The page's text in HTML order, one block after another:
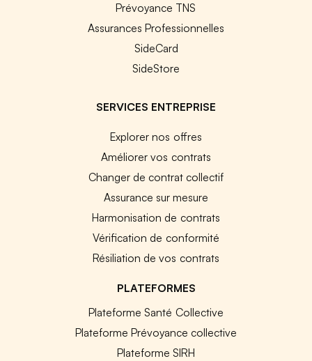
Prévoyance TNS
Assurances Professionnelles
SideCard
SideStore
SERVICES ENTREPRISE
Explorer nos offres
Améliorer vos contrats
Changer de contrat collectif
Assurance sur mesure
Harmonisation de contrats
Vérification de conformité
Résiliation de vos contrats
PLATEFORMES
Plateforme Santé Collective
Plateforme Prévoyance collective
Plateforme SIRH